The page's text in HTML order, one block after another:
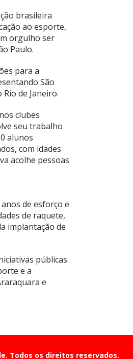
brasileira
ao esporte,
orgulho ser
Paulo.
para a
São
de Janeiro.
clubes
seu trabalho
alunos
com idades
acolhe pessoas
de esforço e
de raquete,
implantação de
públicas
e a
e
Todos os direitos reservados.